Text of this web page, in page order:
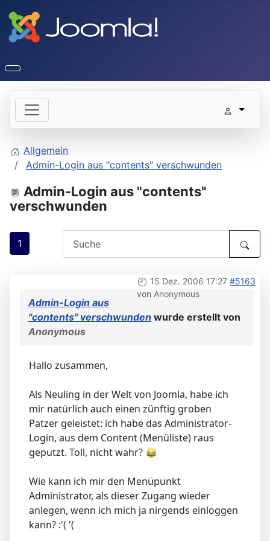
Allgemein
Admin-Login aus "contents" verschwunden
Admin-Login aus "contents"
verschwunden
1
15 Dez. 2006 17:27 #5163
von Anonymous
Admin-Login aus
"contents" verschwunden wurde erstellt von
Anonymous
Hallo zusammen,
Als Neuling in der Welt von Joomla, habe ich
mir natürlich auch einen zünftig groben
Patzer geleistet: ich habe das Administrator-
Login, aus dem Content (Menüliste) raus
geputzt. Toll, nicht wahr?
Wie kann ich mir den Menüpunkt
Administrator, als dieser Zugang wieder
anlegen, wenn ich mich ja nirgends einloggen
kann? :'( '(